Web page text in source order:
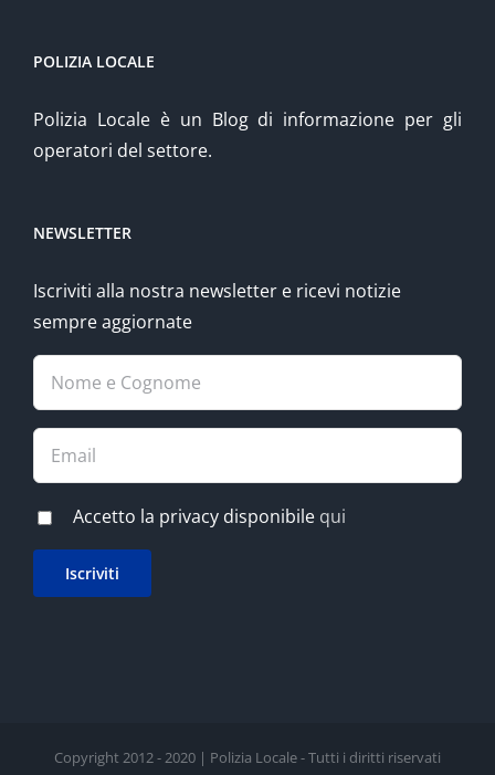
POLIZIA LOCALE
Polizia Locale è un Blog di informazione per gli
operatori del settore.
NEWSLETTER
Iscriviti alla nostra newsletter e ricevi notizie
sempre aggiornate
Accetto la privacy disponibile qui
Copyright 2012 - 2020 | Polizia Locale - Tutti i diritti riservati